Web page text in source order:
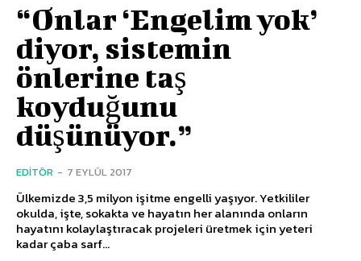
“Onlar ‘Engelim yok’
diyor, sistemin
önlerine taş
koyduğunu
düşünüyor.”
EDITÖR - 7 EYLÜL 2017
Ülkemizde 3,5 milyon işitme engelli yaşıyor. Yetkililer
okulda, işte, sokakta ve hayatın her alanında onların
hayatını kolaylaştıracak projeleri üretmek için yeteri
kadar çaba sarf...